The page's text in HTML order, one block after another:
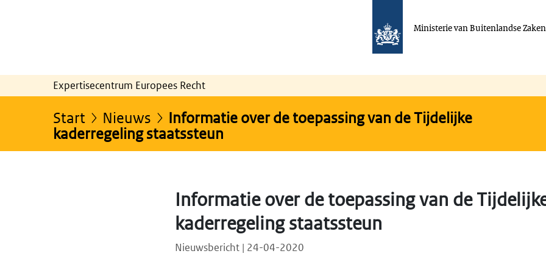
Ministerie van Buitenlandse Zaken
Expertisecentrum Europees Recht
Start Nieuws
Informatie over de toepassing van de Tijdelijke
kaderregeling staatssteun
Informatie over de toepassing van de
kaderregeling staatssteun
Nieuwsbericht | 24-04-2020